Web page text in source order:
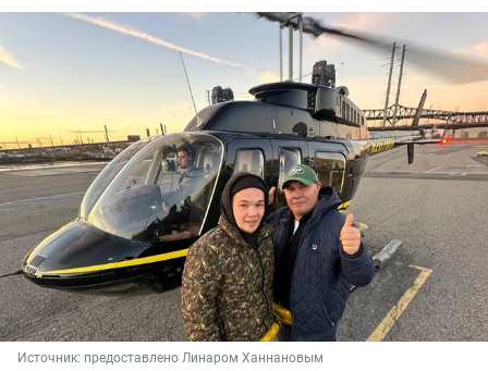
Источник: предоставлено Линаром Ханнановым